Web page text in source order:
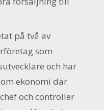
på två av
som
och har
ekonomi där
och controller